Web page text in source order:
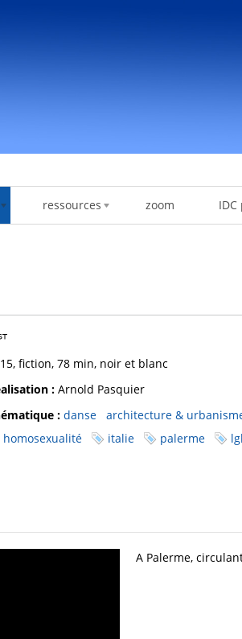
ressources zoom
fiction, 78 min, noir et blanc
: Arnold Pasquier
: danse
architecture &
homosexualité
italie palerme
A Palerme,